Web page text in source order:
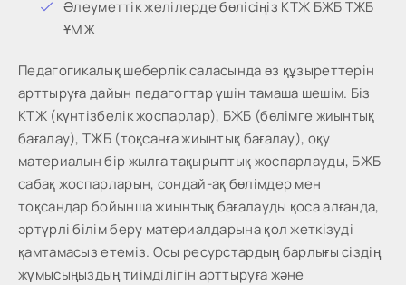
Әлеуметтік желілерде бөлісіңіз КТЖ БЖБ ТЖБ
ҰМЖ
Педагогикалық шеберлік саласында өз құзыреттерін
арттыруға дайын педагогтар үшін тамаша шешім. Біз
КТЖ (күнтізбелік жоспарлар), БЖБ (бөлімге жиынтық
бағалау), ТЖБ (тоқсанға жиынтық бағалау), оқу
материалын бір жылға тақырыптық жоспарлауды, БЖБ
сабақ жоспарларын, сондай-ақ бөлімдер мен
тоқсандар бойынша жиынтық бағалауды қоса алғанда,
әртүрлі білім беру материалдарына қол жеткізуді
қамтамасыз етеміз. Осы ресурстардың барлығы сіздің
жұмысыңыздың тиімділігін арттыруға және